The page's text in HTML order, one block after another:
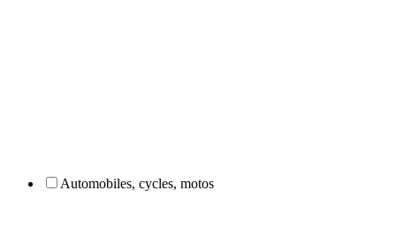
Automobiles, cycles, motos